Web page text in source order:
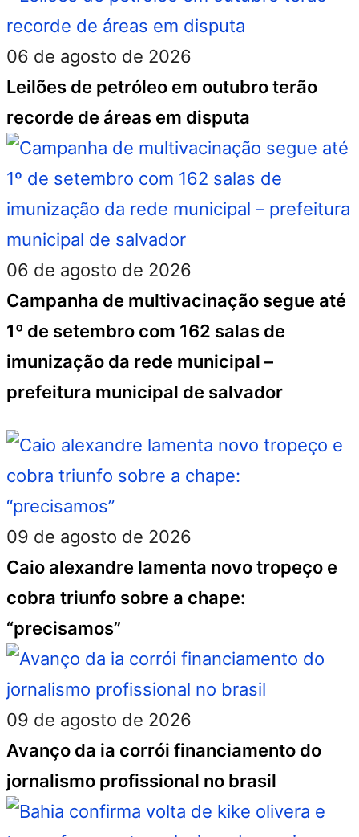
06 de agosto de 2026
Leilões de petróleo em outubro terão
recorde de áreas em disputa
06 de agosto de 2026
Campanha de multivacinação segue até
1º de setembro com 162 salas de
imunização da rede municipal –
prefeitura municipal de salvador
09 de agosto de 2026
Caio alexandre lamenta novo tropeço e
cobra triunfo sobre a chape:
“precisamos”
09 de agosto de 2026
Avanço da ia corrói financiamento do
jornalismo profissional no brasil